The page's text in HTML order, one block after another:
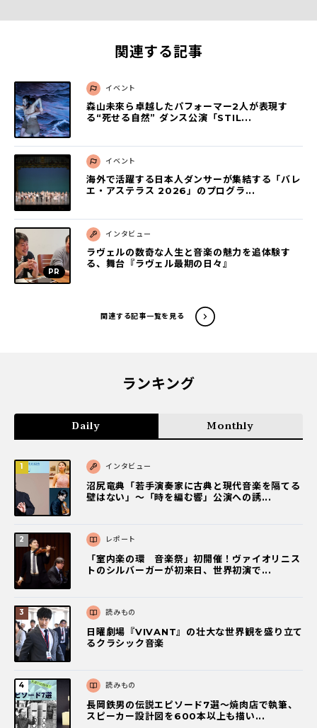
関連する記事
イベント
森山未來ら卓越したパフォーマー2人が表現す
る“死せる自然” ダンス公演「STIL...
イベント
海外で活躍する日本人ダンサーが集結する「バレ
エ・アステラス 2026」のプログラ...
インタビュー
ラヴェルの数奇な人生と音楽の魅力を追体験す
る、舞台『ラヴェル最期の日々』
関連する記事一覧を見る
ランキング
Daily Monthly
インタビュー
沼尻竜典「若手演奏家に古典と現代音楽を隔てる
壁はない」～「時を編む響」公演への誘...
レポート
「室内楽の環 音楽祭」初開催！ヴァイオリニス
トのシルバーガーが初来日、世界初演で...
読みもの
日曜劇場『VIVANT』の壮大な世界観を盛り立て
るクラシック音楽
読みもの
長岡鉄男の伝説エピソード7選〜焼肉店で執筆、
スピーカー設計図を600本以上も描い...